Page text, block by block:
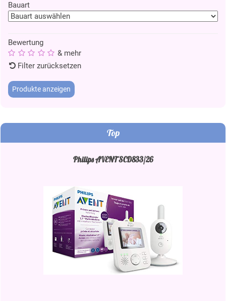
Bauart
Bewertung
& mehr
Filter zurücksetzen
Top
Philips AVENT SCD833/26